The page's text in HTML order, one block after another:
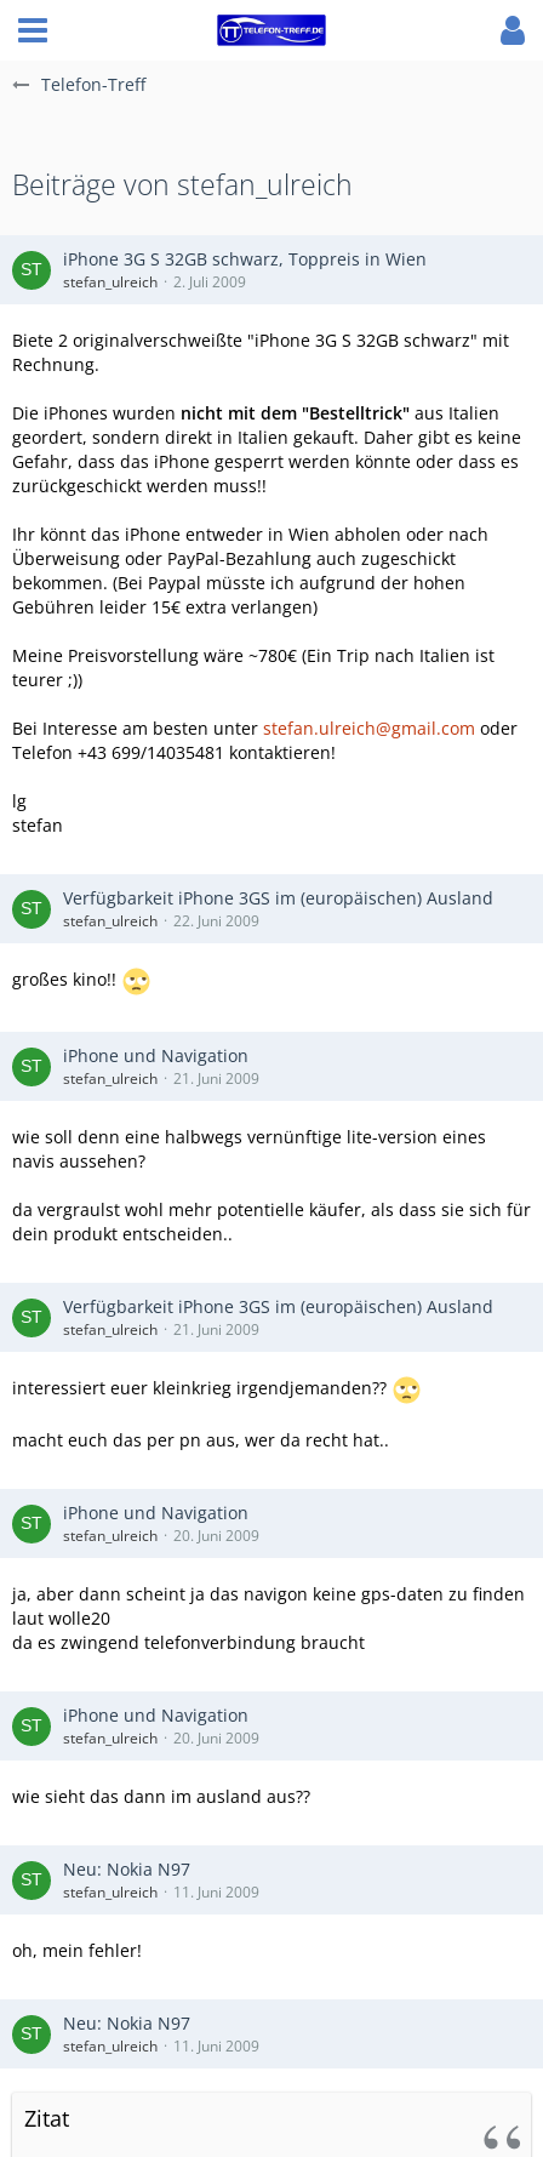
Telefon-Treff
Beiträge von stefan_ulreich
iPhone 3G S 32GB schwarz, Toppreis in Wien
stefan_ulreich 2. Juli 2009
Biete 2 originalverschweißte "iPhone 3G S 32GB schwarz" mit
Rechnung.
Die iPhones wurden nicht mit dem "Bestelltrick" aus Italien
geordert, sondern direkt in Italien gekauft. Daher gibt es keine
Gefahr, dass das iPhone gesperrt werden könnte oder dass es
zurückgeschickt werden muss!!
Ihr könnt das iPhone entweder in Wien abholen oder nach
Überweisung oder PayPal-Bezahlung auch zugeschickt
bekommen. (Bei Paypal müsste ich aufgrund der hohen
Gebühren leider 15€ extra verlangen)
Meine Preisvorstellung wäre ~780€ (Ein Trip nach Italien ist
teurer ;))
Bei Interesse am besten unter stefan.ulreich@gmail.com oder
Telefon +43 699/14035481 kontaktieren!
lg
stefan
Verfügbarkeit iPhone 3GS im (europäischen) Ausland
stefan_ulreich 22. Juni 2009
großes kino!!
iPhone und Navigation
stefan_ulreich 21. Juni 2009
wie soll denn eine halbwegs vernünftige lite-version eines
navis aussehen?
da vergraulst wohl mehr potentielle käufer, als dass sie sich für
dein produkt entscheiden..
Verfügbarkeit iPhone 3GS im (europäischen) Ausland
stefan_ulreich 21. Juni 2009
interessiert euer kleinkrieg irgendjemanden??
macht euch das per pn aus, wer da recht hat..
iPhone und Navigation
stefan_ulreich 20. Juni 2009
ja, aber dann scheint ja das navigon keine gps-daten zu finden
laut wolle20
da es zwingend telefonverbindung braucht
iPhone und Navigation
stefan_ulreich 20. Juni 2009
wie sieht das dann im ausland aus??
Neu: Nokia N97
stefan_ulreich 11. Juni 2009
oh, mein fehler!
Neu: Nokia N97
stefan_ulreich 11. Juni 2009
Zitat